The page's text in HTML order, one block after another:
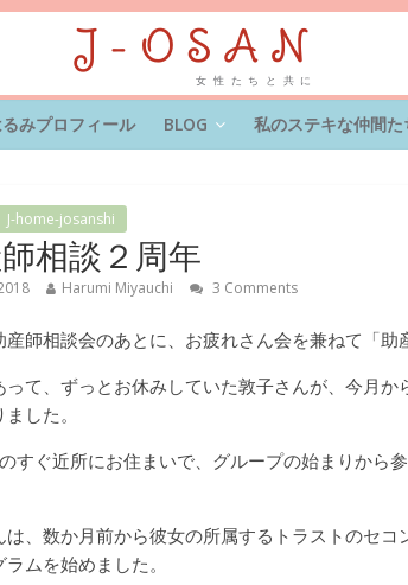
みプロフィール BLOG 私のステキな仲間た
J-home-josanshi
相談２周年
Harumi Miyauchi 3 Comments
産師相談会のあとに、お疲れさん会を兼ねて「助
って、ずっとお休みしていた敦子さんが、今月
した。
すぐ近所にお住まいで、グループの始まりから
は、数か月前から彼女の所属するトラストのセ
ムを始めました。